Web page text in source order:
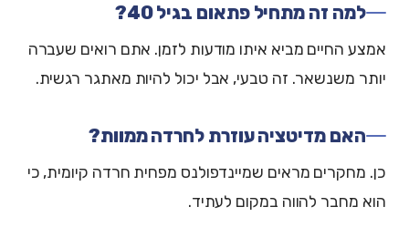
למה זה מתחיל פתאום בגיל 40?
אמצע החיים מביא איתו מודעות לזמן. אתם רואים שעברה
יותר משנשאר. זה טבעי, אבל יכול להיות מאתגר רגשית.
האם מדיטציה עוזרת לחרדה ממוות?
כן. מחקרים מראים שמיינדפולנס מפחית חרדה קיומית, כי
הוא מחבר להווה במקום לעתיד.